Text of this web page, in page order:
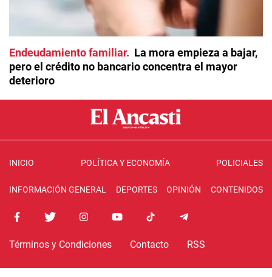
Endeudamiento familiar
La mora empieza a bajar,
pero el crédito no bancario concentra el mayor
deterioro
INICIO POLÍTICA Y ECONOMÍA POLICIALES
INFORMACIÓN GENERAL DEPORTES OPINIÓN CONTENIDOS
Términos y Condiciones Contacto RSS